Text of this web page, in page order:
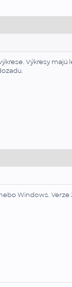
Výkresy
Windows. Verze